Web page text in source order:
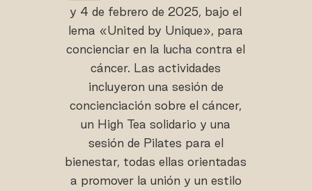
y 4 de febrero de 2025, bajo el
lema «United by Unique», para
concienciar en la lucha contra el
cáncer. Las actividades
incluyeron una sesión de
concienciación sobre el cáncer,
un High Tea solidario y una
sesión de Pilates para el
bienestar, todas ellas orientadas
a promover la unión y un estilo